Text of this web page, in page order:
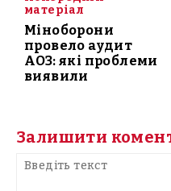
матеріал
Міноборони
провело аудит
АОЗ: які проблеми
виявили
Залишити